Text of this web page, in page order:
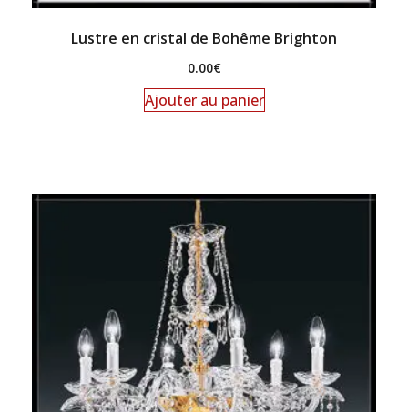
Lustre en cristal de Bohême Brighton
0.00€
Ajouter au panier